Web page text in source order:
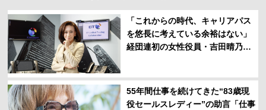
「これからの時代、キャリアパス
を悠長に考えている余裕はない」
経団連初の女性役員・吉田晴乃さ
55年間仕事を続けてきた“83歳現
役セールスレディー”の助言「仕事